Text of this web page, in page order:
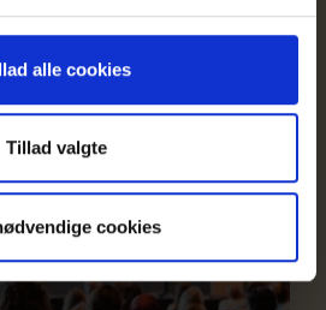
alle cookies
Tillad valgte
cookies
vide mere?